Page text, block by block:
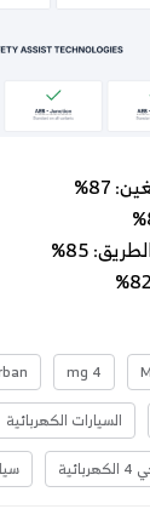
87%
85%
mg 4
السيارات الكهربائية